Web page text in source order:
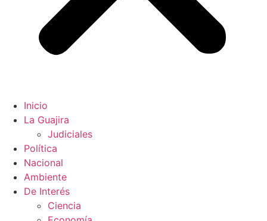
Inicio
La Guajira
Judiciales
Política
Nacional
Ambiente
De Interés
Ciencia